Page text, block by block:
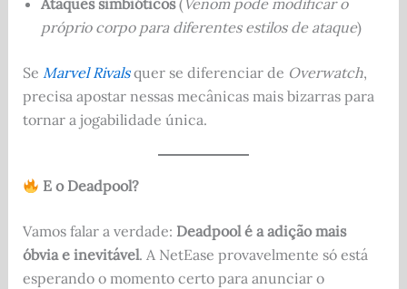
próprio corpo para diferentes estilos de ataque)
Se Marvel Rivalsquer se diferenciar de Overwatch,
precisa apostar nessas mecânicas mais bizarras para
tornar a jogabilidade única.
E o Deadpool?
Vamos falar a verdade: Deadpool é a adição mais
óbvia e inevitável. A NetEase provavelmente só está
esperando o momento certo para anunciar o